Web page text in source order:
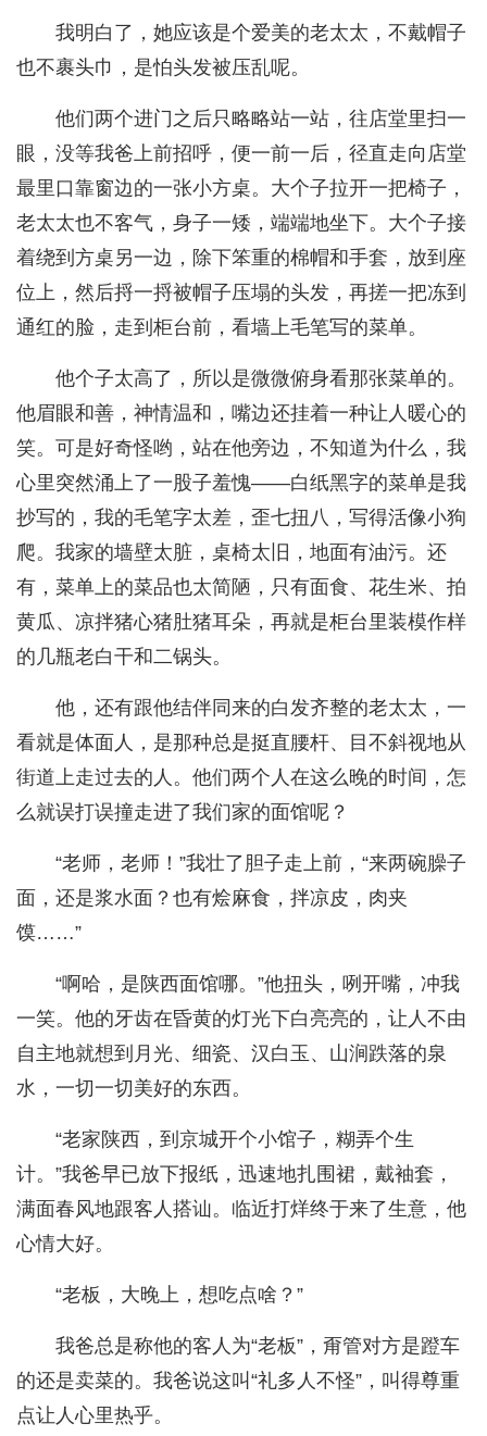
我明白了，她应该是个爱美的老太太，不戴帽子
也不裹头巾，是怕头发被压乱呢。
他们两个进门之后只略略站一站，往店堂里扫一
眼，没等我爸上前招呼，便一前一后，径直走向店堂
最里口靠窗边的一张小方桌。大个子拉开一把椅子，
老太太也不客气，身子一矮，端端地坐下。大个子接
着绕到方桌另一边，除下笨重的棉帽和手套，放到座
位上，然后捋一捋被帽子压塌的头发，再搓一把冻到
通红的脸，走到柜台前，看墙上毛笔写的菜单。
他个子太高了，所以是微微俯身看那张菜单的。
他眉眼和善，神情温和，嘴边还挂着一种让人暖心的
笑。可是好奇怪哟，站在他旁边，不知道为什么，我
心里突然涌上了一股子羞愧——白纸黑字的菜单是我
抄写的，我的毛笔字太差，歪七扭八，写得活像小狗
爬。我家的墙壁太脏，桌椅太旧，地面有油污。还
有，菜单上的菜品也太简陋，只有面食、花生米、拍
黄瓜、凉拌猪心猪肚猪耳朵，再就是柜台里装模作样
的几瓶老白干和二锅头。
他，还有跟他结伴同来的白发齐整的老太太，一
看就是体面人，是那种总是挺直腰杆、目不斜视地从
街道上走过去的人。他们两个人在这么晚的时间，怎
么就误打误撞走进了我们家的面馆呢？
“老师，老师！”我壮了胆子走上前，“来两碗臊子
面，还是浆水面？也有烩麻食，拌凉皮，肉夹
馍……”
“啊哈，是陕西面馆哪。”他扭头，咧开嘴，冲我
一笑。他的牙齿在昏黄的灯光下白亮亮的，让人不由
自主地就想到月光、细瓷、汉白玉、山涧跌落的泉
水，一切一切美好的东西。
“老家陕西，到京城开个小馆子，糊弄个生
计。”我爸早已放下报纸，迅速地扎围裙，戴袖套，
满面春风地跟客人搭讪。临近打烊终于来了生意，他
心情大好。
“老板，大晚上，想吃点啥？”
我爸总是称他的客人为“老板”，甭管对方是蹬车
的还是卖菜的。我爸说这叫“礼多人不怪”，叫得尊重
点让人心里热乎。